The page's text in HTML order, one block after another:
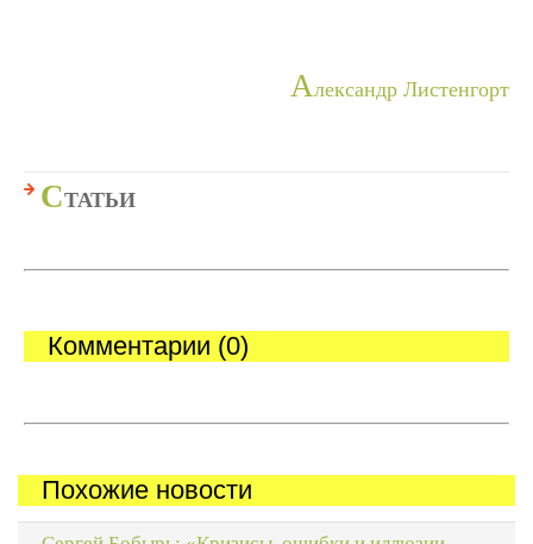
Александр Листенгорт
СТАТЬИ
Комментарии (0)
Похожие новости